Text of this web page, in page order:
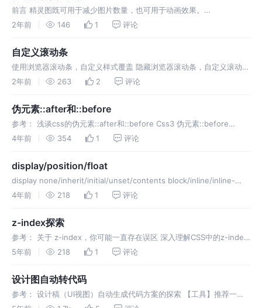
前言 精灵图既可用于减少图片数量，也可用于动画效果。
background-position 通过 background-position调整精灵图中每张
2年前 146 1 评论
自定义滚动条
使用浏览器滚动条，自定义样式覆盖 隐藏浏览器滚动条，自定义滚动条
1、使用原生滚动行为的自定义滚动条SimpleBar SimpleBar 旨在简化
2年前 263 2 评论
伪元素::after和::before
参考： 浅谈css的伪元素::after和::before Css3 伪元素::before
和::after CSS3中伪类和伪元素
4年前 354 1 评论
display/position/float
display none/inherit/initial/unset/contents block/inline/inline-
block/run-in flex/inline-flex grid/i
4年前 218 1 评论
z-index探索
参考： 关于 z-index，你可能一直存在误区 深入理解CSS中的z-index
彻底搞懂CSS层叠上下文、层叠等级、层叠顺序、z-index 深入理解
5年前 218 1 评论
设计图自动转代码
参考： 设计稿（UI视图）自动生成代码方案的探索 【工具】推荐一款